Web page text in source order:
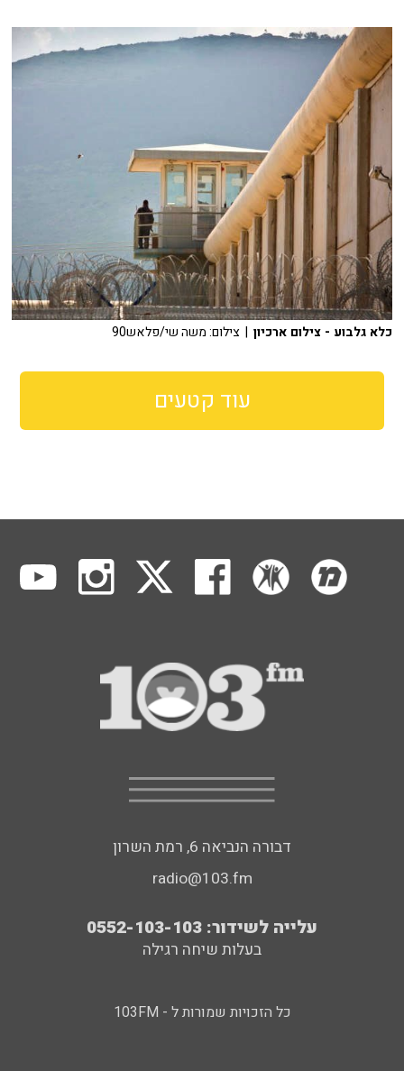
כלא גלבוע - צילום ארכיון | צילום: משה שי/פלאש90
עוד קטעים
דבורה הנביאה 6, רמת השרון
radio@103.fm
עלייה לשידור: 0552-103-103
בעלות שיחה רגילה
כל הזכויות שמורות ל - 103FM